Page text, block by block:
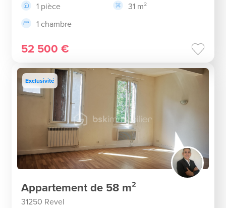
1 pièce
31 m²
1 chambre
52 500 €
Exclusivité
Appartement de 58 m²
31250 Revel